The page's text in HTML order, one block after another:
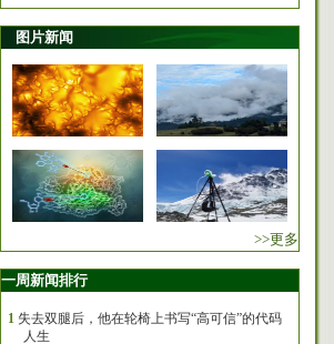
图片新闻
>>更多
一周新闻排行
1 失去双腿后，他在轮椅上书写“高可信”的代码
人生